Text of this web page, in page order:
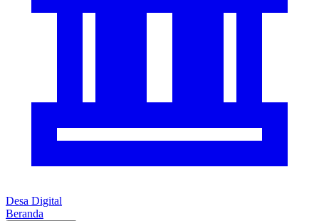
Desa Digital
Beranda